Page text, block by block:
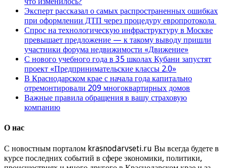
Эксперт рассказал о самых распространенных ошибках
при оформлении ДТП через процедуру европротокола
Спрос на технологическую инфраструктуру в Москве
превышает предложение — к такому выводу пришли
участники форума недвижимости «Движение»
С нового учебного года в 35 школах Кубани запустят
проект «Предпринимательские классы 2.0»
В Краснодарском крае с начала года капитально
отремонтировали 209 многоквартирных домов
Важные правила обращения в вашу страховую
компанию
О нас
С новостным порталом krasnodarvseti.ru Вы всегда будете в
курсе последних событий в сфере экономики, политики,